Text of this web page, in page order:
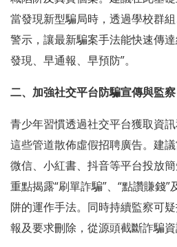
當發現新型騙局時，透過學校群
警示，讓最新騙案手法能快速傳
發現、早通報、早預防”。
二、加強社交平台防騙宣傳與監察
青少年習慣透過社交平台獲取資
這些管道散佈虛假招聘廣告。建
微信、小紅書、抖音等平台投放
重點揭露“刷單詐騙”、“點讚賺錢”
阱的運作手法。同時持續監察可
報及要求刪除，從源頭截斷詐騙資